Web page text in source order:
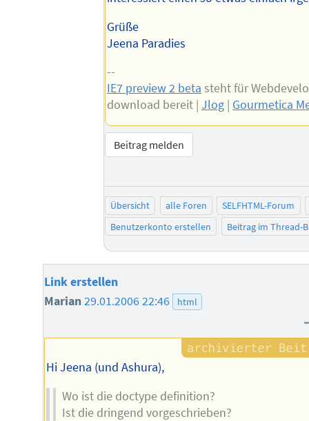
Grüße
Jeena Paradies
--
IE7 preview 2 beta steht für
download bereit |Jlog | Gourmetica
Beitrag melden
Übersicht alle Foren
SELFHTML-Forum
Benutzerkonto erstellen
Beitrag im Thread-
Link erstellen
Marian29.01.2006 22:46 html
Hi Jeena (und Ashura),
Wo ist die doctype definition?
Ist die dringend vorgeschrieben?